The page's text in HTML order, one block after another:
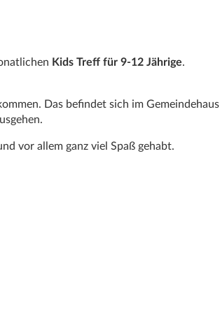
Kids Treff für 9-12 Jährige.
Das befindet sich im Gemeindehaus
vor allem ganz viel Spaß gehabt.